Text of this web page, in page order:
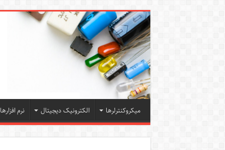
میکروکنترلرها الکترونیک دیجیتال نرم افزارها